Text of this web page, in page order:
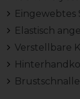
Elastisch
Verstellbare